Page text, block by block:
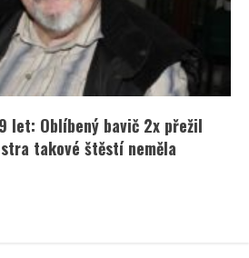
let: Oblíbený bavič 2x přežil
takové štěstí neměla